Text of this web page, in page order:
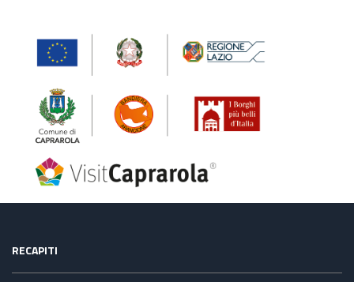
RECAPITI